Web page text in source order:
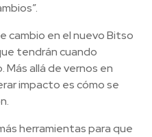
cambio en el nuevo Bitso
tendrán cuando
Más allá de vernos en
impacto es cómo se
herramientas para que